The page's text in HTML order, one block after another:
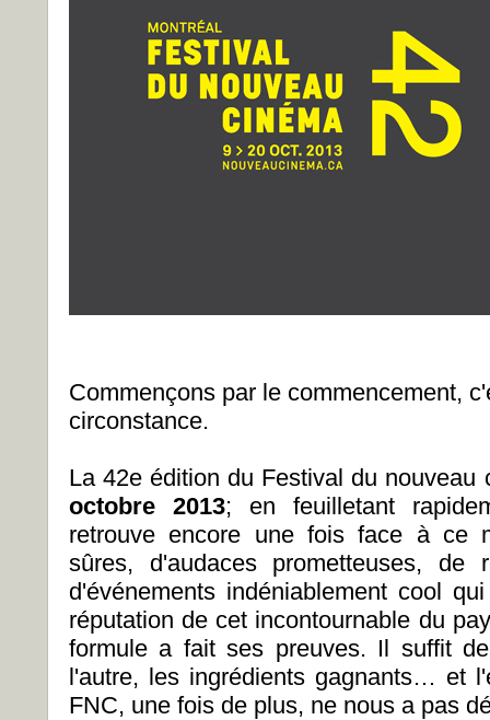
Commençons par le commencement,
circonstance.
La 42e édition du Festival du
octobre 2013; en feuilletant
retrouve encore une fois face à ce
sûres, d'audaces prometteuses, de
d'événements indéniablement cool
réputation de cet incontournable du
formule a fait ses preuves. Il suffit
l'autre, les ingrédients gagnants… et
FNC, une fois de plus, ne nous a pas